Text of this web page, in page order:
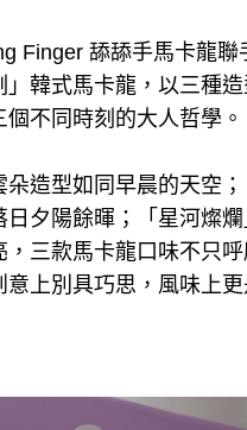
Finger 舔舔手馬卡龍聯
」韓式馬卡龍，以三種
不同時刻的大人哲學。
朵造型如同早晨的天空
日夕陽餘暉；「星河燦
，三款馬卡龍口味不只
意上別具巧思，風味上